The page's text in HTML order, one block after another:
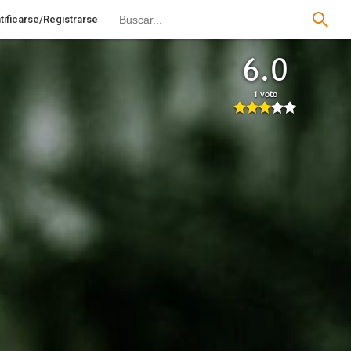
Registrarse
6.0
1 voto